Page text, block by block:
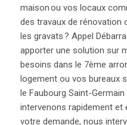
maisonou vos locaux
des travaux de rénovation
les gravats ? Appel
apporter une solution sur
besoins dans le 7ème
logement ou vos bureaux
le Faubourg Saint-
intervenons rapidement et
votre demande, nous